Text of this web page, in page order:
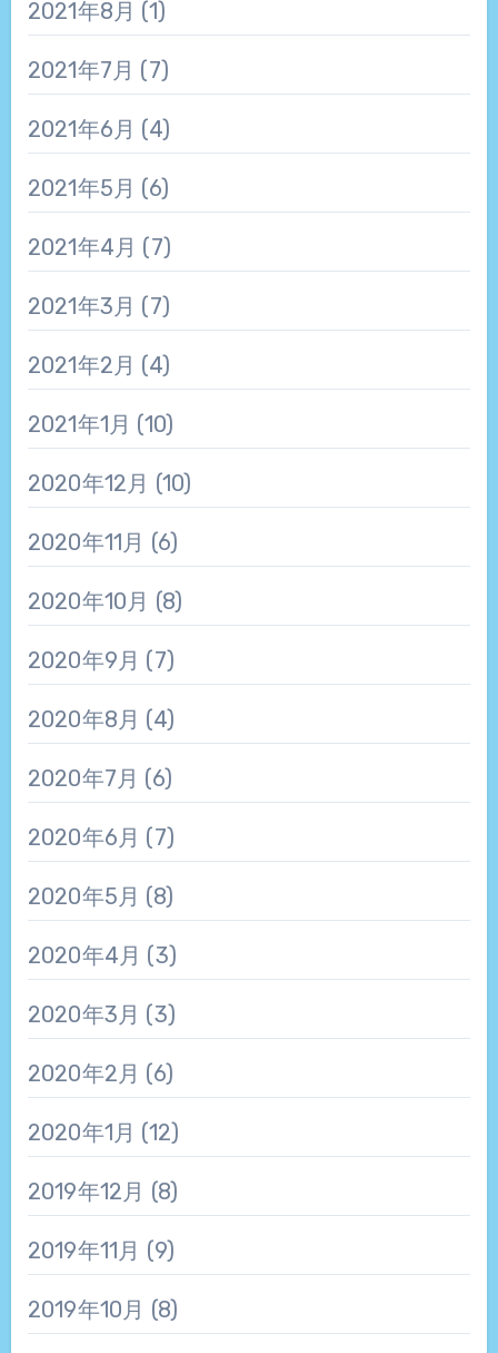
2021年8月 (1)
2021年7月 (7)
2021年6月 (4)
2021年5月 (6)
2021年4月 (7)
2021年3月 (7)
2021年2月 (4)
2021年1月 (10)
2020年12月 (10)
2020年11月 (6)
2020年10月 (8)
2020年9月 (7)
2020年8月 (4)
2020年7月 (6)
2020年6月 (7)
2020年5月 (8)
2020年4月 (3)
2020年3月 (3)
2020年2月 (6)
2020年1月 (12)
2019年12月 (8)
2019年11月 (9)
2019年10月 (8)